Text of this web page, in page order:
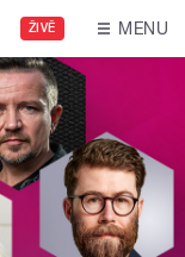
ŽIVĚ MENU